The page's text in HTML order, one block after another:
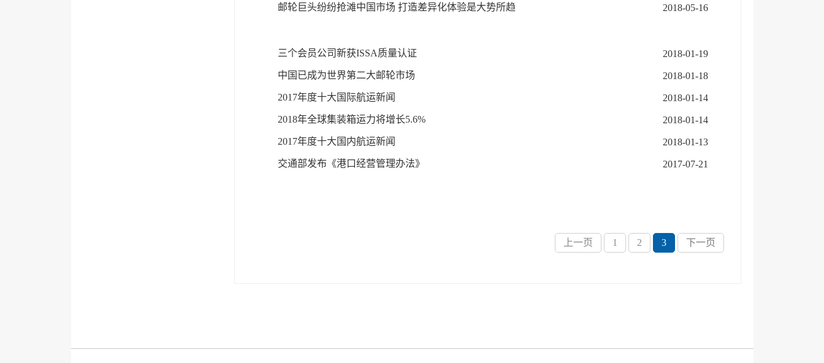
邮轮巨头纷纷抢滩中国市场 打造差异化体验是大势所趋 2018-05-16
三个会员公司新获ISSA质量认证 2018-01-19
中国已成为世界第二大邮轮市场 2018-01-18
2017年度十大国际航运新闻 2018-01-14
2018年全球集装箱运力将增长5.6% 2018-01-14
2017年度十大国内航运新闻 2018-01-13
交通部发布《港口经营管理办法》 2017-07-21
上一页 1 2 3 下一页